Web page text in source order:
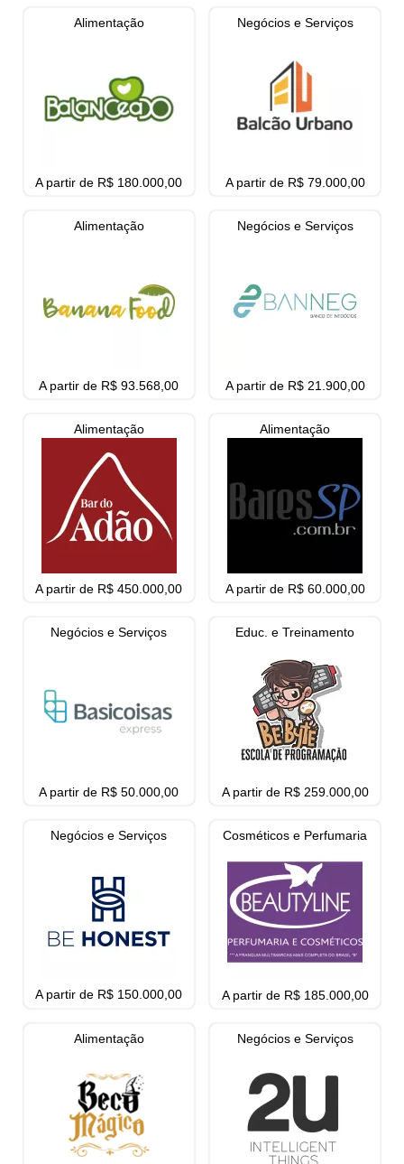
Alimentação
A partir de R$ 180.000,00
Negócios e Serviços
A partir de R$ 79.000,00
Alimentação
A partir de R$ 93.568,00
Negócios e Serviços
A partir de R$ 21.900,00
Alimentação
A partir de R$ 450.000,00
Alimentação
A partir de R$ 60.000,00
Negócios e Serviços
A partir de R$ 50.000,00
Educ. e Treinamento
A partir de R$ 259.000,00
Negócios e Serviços
A partir de R$ 150.000,00
Cosméticos e Perfumaria
A partir de R$ 185.000,00
Alimentação Negócios e Serviços